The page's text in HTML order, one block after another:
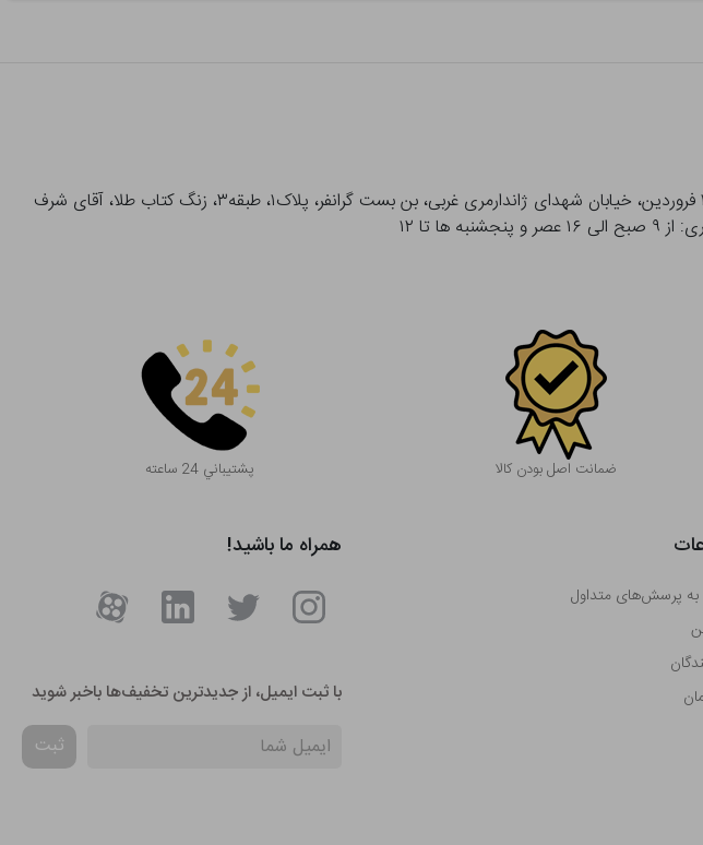
آدرس تحویل حضوری سفارشات: میدان انقلاب، خیابان انقلاب، خیابان ۱۲ فروردین، خیابان شهدای ژاندارمری غربی، بن بست گرانفر، پلاک۱، طبقه۳، زنگ کتاب طلا، آقای شرف
تا ۱۲
ضمانت اصل بودن کالا پشتيباني 24 ساعته
به پرسش‌های متداول
همراه ما باشید!
با ثبت ایمیل، از جدید‌ترین تخفیف‌ها با‌خبر شوید
ثبت